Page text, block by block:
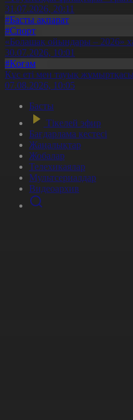
31.07.2026, 20:11
#Басты ақпарат
#Спорт
«Болашақ ойындары – 2026»
30.07.2026, 10:01
#Қоғам
Құс еті мен тауық
07.08.2026, 10:05
Басты
Тікелей эфир
Бағдарлама кестесі
Жаңалықтар
Жобалар
Телехикаялар
Мультсериалдар
Видеоархив